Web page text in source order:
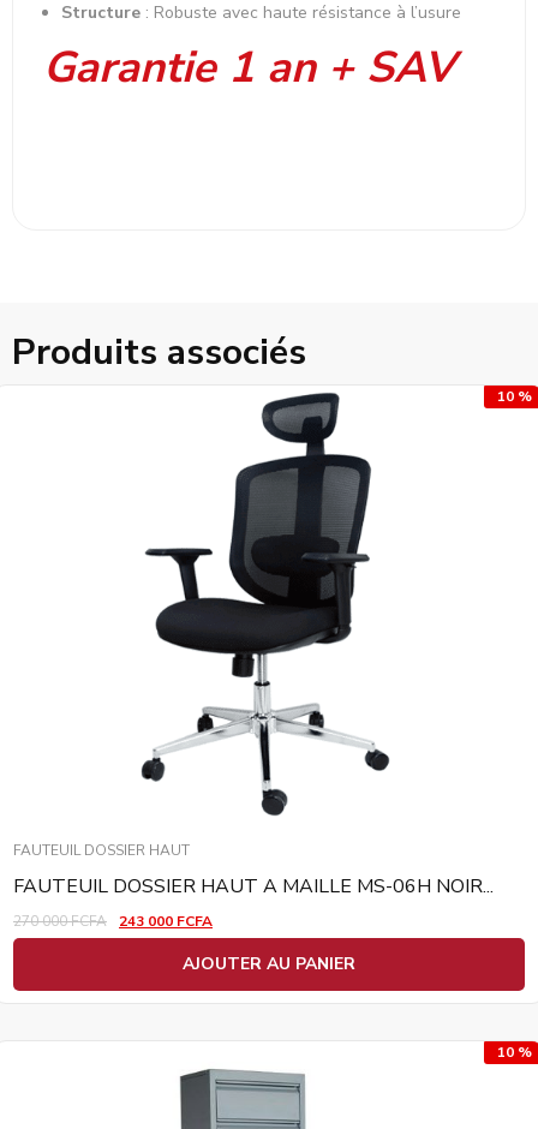
Structure : Robuste avec haute résistance à l’usure
Garantie 1 an + SAV
Produits associés
10 %
FAUTEUIL DOSSIER HAUT
FAUTEUIL DOSSIER HAUT A MAILLE MS-06H NOIR...
270 000FCFA 243 000 FCFA
AJOUTER AU PANIER
10 %